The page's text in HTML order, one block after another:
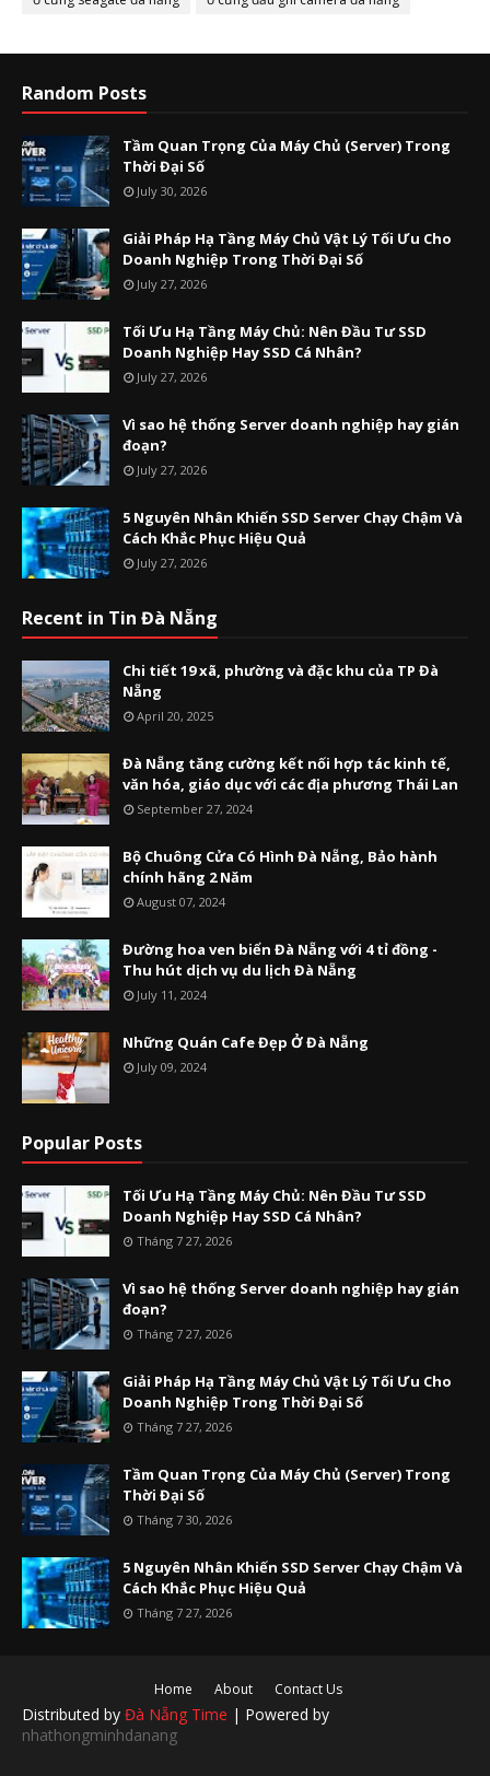
Random Posts
Tầm Quan Trọng Của Máy Chủ (Server) Trong
Thời Đại Số
July 30, 2026
Giải Pháp Hạ Tầng Máy Chủ Vật Lý Tối Ưu Cho
Doanh Nghiệp Trong Thời Đại Số
July 27, 2026
Tối Ưu Hạ Tầng Máy Chủ: Nên Đầu Tư SSD
Doanh Nghiệp Hay SSD Cá Nhân?
July 27, 2026
Vì sao hệ thống Server doanh nghiệp hay gián
đoạn?
July 27, 2026
5 Nguyên Nhân Khiến SSD Server Chạy Chậm Và
Cách Khắc Phục Hiệu Quả
July 27, 2026
Recent in Tin Đà Nẵng
Chi tiết 19 xã, phường và đặc khu của TP Đà
Nẵng
April 20, 2025
Đà Nẵng tăng cường kết nối hợp tác kinh tế,
văn hóa, giáo dục với các địa phương Thái Lan
September 27, 2024
Bộ Chuông Cửa Có Hình Đà Nẵng, Bảo hành
chính hãng 2 Năm
August 07, 2024
Đường hoa ven biển Đà Nẵng với 4 tỉ đồng -
Thu hút dịch vụ du lịch Đà Nẵng
July 11, 2024
Những Quán Cafe Đẹp Ở Đà Nẵng
July 09, 2024
Popular Posts
Tối Ưu Hạ Tầng Máy Chủ: Nên Đầu Tư SSD
Doanh Nghiệp Hay SSD Cá Nhân?
Tháng 7 27, 2026
Vì sao hệ thống Server doanh nghiệp hay gián
đoạn?
Tháng 7 27, 2026
Giải Pháp Hạ Tầng Máy Chủ Vật Lý Tối Ưu Cho
Doanh Nghiệp Trong Thời Đại Số
Tháng 7 27, 2026
Tầm Quan Trọng Của Máy Chủ (Server) Trong
Thời Đại Số
Tháng 7 30, 2026
5 Nguyên Nhân Khiến SSD Server Chạy Chậm Và
Cách Khắc Phục Hiệu Quả
Tháng 7 27, 2026
Home About Contact Us
Distributed by Đà Nẵng Time | Powered by
nhathongminhdanang